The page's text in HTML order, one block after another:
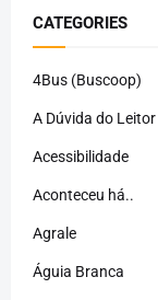
CATEGORIES
4Bus (Buscoop)
A Dúvida do Leitor
Acessibilidade
Aconteceu há..
Agrale
Águia Branca